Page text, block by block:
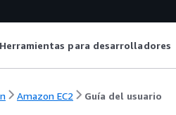
Herramientas para desarrolladores
Amazon EC2 Guía del usuario